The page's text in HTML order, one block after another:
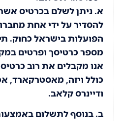
א. ניתן לשלם בכרטיס
להסדיר על ידי אחת
הפועלות בישראל כחוק.
מספר כרטיסך ופרטים
אנו מקבלים את רוב
כולל ויזה, מאסטרקארד,
ודיינרס קלאב.
ב. בנוסף לתשלום